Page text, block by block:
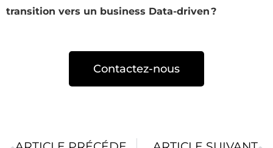
transition vers un business Data-driven ?
Contactez-nous